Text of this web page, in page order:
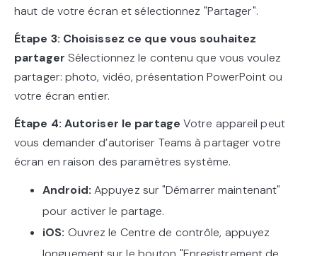
haut de votre écran et sélectionnez "Partager".
Étape 3: Choisissez ce que vous souhaitez
partager Sélectionnez le contenu que vous voulez
partager: photo, vidéo, présentation PowerPoint ou
votre écran entier.
Étape 4: Autoriser le partage Votre appareil peut
vous demander d’autoriser Teams à partager votre
écran en raison des paramètres système.
Android: Appuyez sur "Démarrer maintenant"
pour activer le partage.
iOS: Ouvrez le Centre de contrôle, appuyez